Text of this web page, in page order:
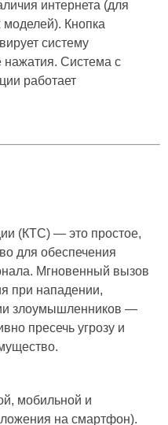
интернета (для
Кнопка
систему
Система с
работает
(КТС) — это простое,
для обеспечения
Мгновенный вызов
при нападении,
злоумышленников —
пресечь угрозу и
мобильной и
на смартфон).